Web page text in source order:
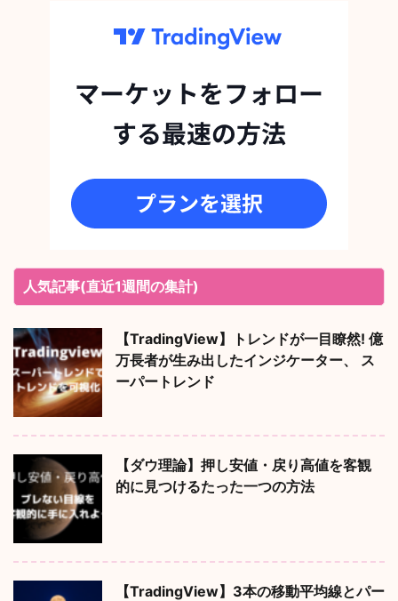
人気記事(直近1週間の集計)
【TradingView】トレンドが一目瞭然! 億
万長者が生み出したインジケーター、 ス
ーパートレンド
【ダウ理論】押し安値・戻り高値を客観
的に見つけるたった一つの方法
【TradingView】3本の移動平均線とパー